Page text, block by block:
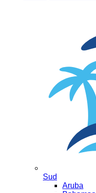
Sud
Aruba